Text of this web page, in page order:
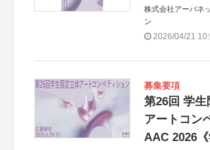
株式会社アーバネ
ン
2026/04/21
募集要項
第26回 学
アートコン
AAC 2026《